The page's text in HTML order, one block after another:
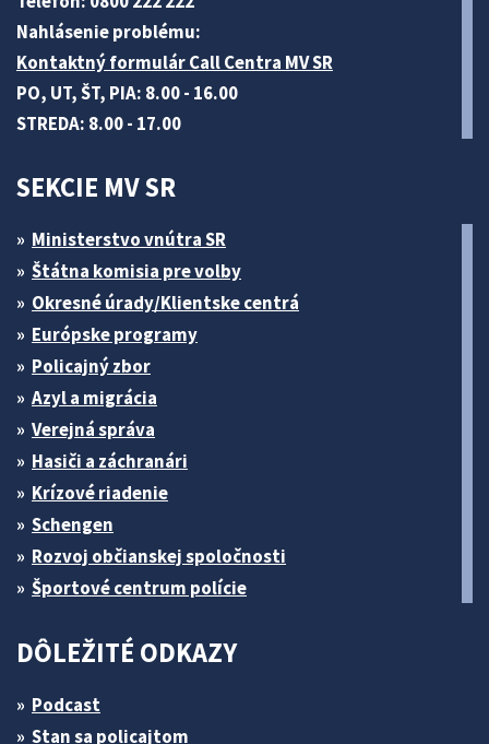
Nahlásenie problému:
Kontaktný formulár Call Centra MV SR
PO, UT, ŠT, PIA: 8.00 - 16.00
STREDA: 8.00 - 17.00
SEKCIE MV SR
Ministerstvo vnútra SR
Štátna komisia pre volby
Okresné úrady/Klientske centrá
Európske programy
Policajný zbor
Azyl a migrácia
Verejná správa
Hasiči a záchranári
Krízové riadenie
Schengen
Rozvoj občianskej spoločnosti
Športové centrum polície
DÔLEŽITÉ ODKAZY
Podcast
Stan sa policajtom